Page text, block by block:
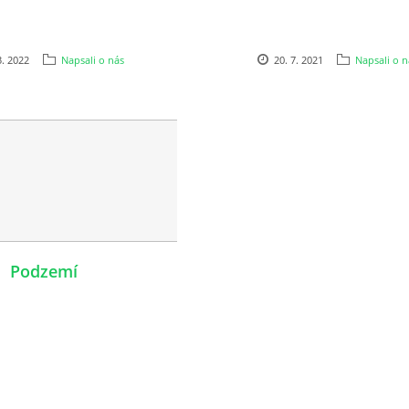
2022 Napsali o nás 20. 7. 2021 Napsali o
Podzemí